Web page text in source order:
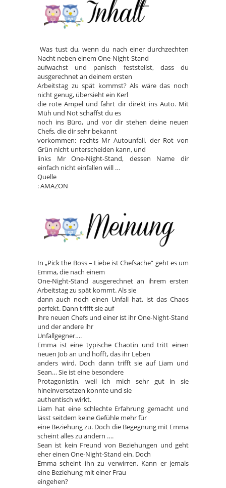
Was tust du, wenn du nach einer durchzechten
Nacht neben einem One-Night-Stand
aufwachst und panisch feststellst, dass du
ausgerechnet an deinem ersten
Arbeitstag zu spät kommst? Als wäre das noch
nicht genug, übersieht ein Kerl
die rote Ampel und fährt dir direkt ins Auto. Mit
Müh und Not schaffst du es
noch ins Büro, und vor dir stehen deine neuen
Chefs, die dir sehr bekannt
vorkommen: rechts Mr Autounfall, der Rot von
Grün nicht unterscheiden kann, und
links Mr One-Night-Stand, dessen Name dir
einfach nicht einfallen will …
Quelle
: AMAZON
In „Pick the Boss – Liebe ist Chefsache“ geht es um
Emma, die nach einem
One-Night-Stand ausgerechnet an ihrem ersten
Arbeitstag zu spät kommt. Als sie
dann auch noch einen Unfall hat, ist das Chaos
perfekt. Dann trifft sie auf
ihre neuen Chefs und einer ist ihr One-Night-Stand
und der andere ihr
Unfallgegner….
Emma ist eine typische Chaotin und tritt einen
neuen Job an und hofft, das ihr Leben
anders wird. Doch dann trifft sie auf Liam und
Sean… Sie ist eine besondere
Protagonistin, weil ich mich sehr gut in sie
hineinversetzen konnte und sie
authentisch wirkt.
Liam hat eine schlechte Erfahrung gemacht und
lässt seitdem keine Gefühle mehr für
eine Beziehung zu. Doch die Begegnung mit Emma
scheint alles zu ändern ….
Sean ist kein Freund von Beziehungen und geht
eher einen One-Night-Stand ein. Doch
Emma scheint ihn zu verwirren. Kann er jemals
eine Beziehung mit einer Frau
eingehen?